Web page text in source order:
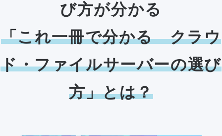
び方が分かる
「これ一冊で分かる クラウ
ド・ファイルサーバーの選び
方」とは？